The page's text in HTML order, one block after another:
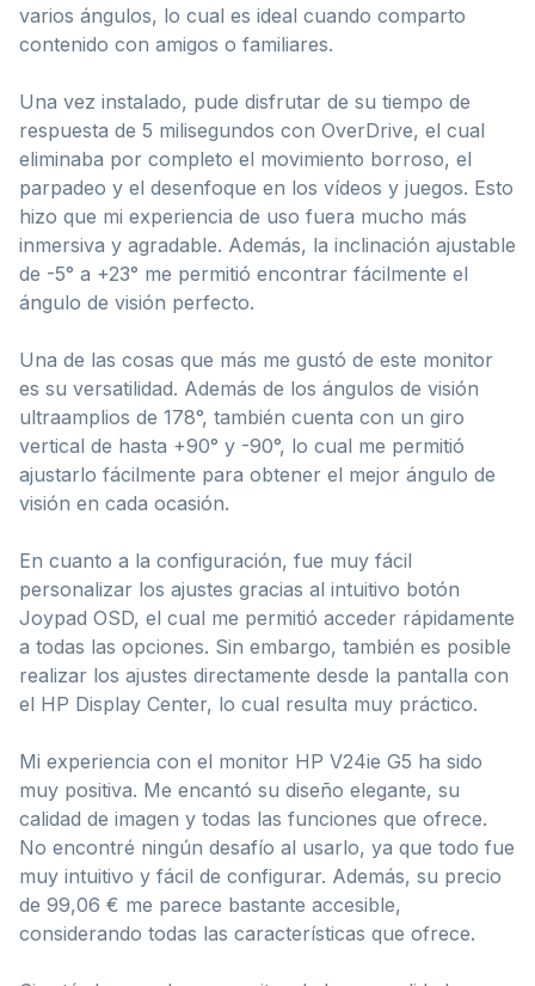
varios ángulos, lo cual es ideal cuando comparto
contenido con amigos o familiares.
Una vez instalado, pude disfrutar de su tiempo de
respuesta de 5 milisegundos con OverDrive, el cual
eliminaba por completo el movimiento borroso, el
parpadeo y el desenfoque en los vídeos y juegos. Esto
hizo que mi experiencia de uso fuera mucho más
inmersiva y agradable. Además, la inclinación ajustable
de -5° a +23° me permitió encontrar fácilmente el
ángulo de visión perfecto.
Una de las cosas que más me gustó de este monitor
es su versatilidad. Además de los ángulos de visión
ultraamplios de 178°, también cuenta con un giro
vertical de hasta +90° y -90°, lo cual me permitió
ajustarlo fácilmente para obtener el mejor ángulo de
visión en cada ocasión.
En cuanto a la configuración, fue muy fácil
personalizar los ajustes gracias al intuitivo botón
Joypad OSD, el cual me permitió acceder rápidamente
a todas las opciones. Sin embargo, también es posible
realizar los ajustes directamente desde la pantalla con
el HP Display Center, lo cual resulta muy práctico.
Mi experiencia con el monitor HP V24ie G5 ha sido
muy positiva. Me encantó su diseño elegante, su
calidad de imagen y todas las funciones que ofrece.
No encontré ningún desafío al usarlo, ya que todo fue
muy intuitivo y fácil de configurar. Además, su precio
de 99,06 € me parece bastante accesible,
considerando todas las características que ofrece.